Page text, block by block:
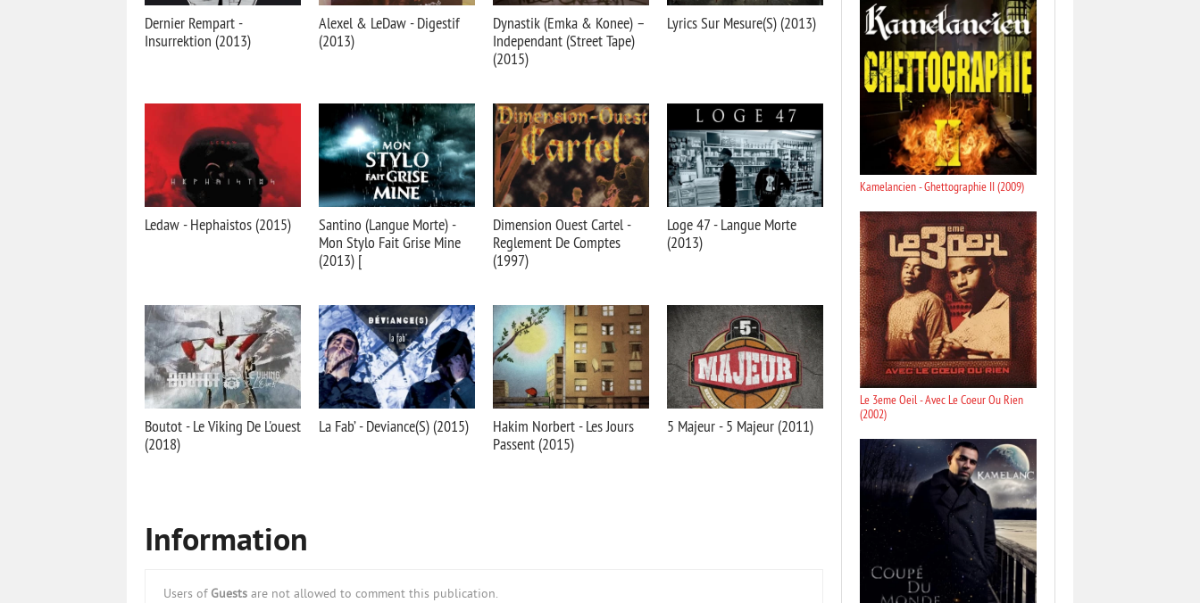
Dernier Rempart -
Insurrektion (2013)
Alexel & LeDaw - Digestif
(2013)
Dynastik (Emka & Konee) –
Independant (Street Tape)
(2015)
Lyrics Sur Mesure(S) (2013)
Ledaw - Hephaistos (2015)
Santino (Langue Morte) -
Mon Stylo Fait Grise Mine
(2013) [
Dimension Ouest Cartel -
Reglement De Comptes
(1997)
Loge 47 - Langue Morte
(2013)
Boutot - Le Viking De L'ouest
(2018)
La Fab’ - Deviance(S) (2015)
Hakim Norbert - Les Jours
Passent (2015)
5 Majeur - 5 Majeur (2011)
Information
Users of Guests are not allowed to comment this publication.
Kamelancien - Ghettographie II (2009)
Le 3eme Oeil - Avec Le Coeur Ou Rien
(2002)